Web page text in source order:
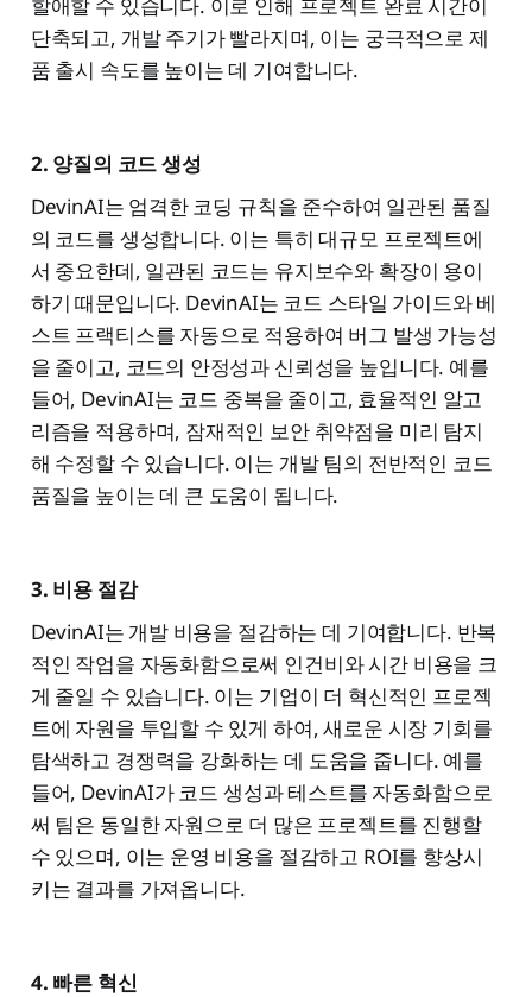
단축되고, 개발 주기가 빨라지며, 이는 궁극적으로 제
품 출시 속도를 높이는 데 기여합니다.
2. 양질의 코드 생성
DevinAI는 엄격한 코딩 규칙을 준수하여 일관된 품질
의 코드를 생성합니다. 이는 특히 대규모 프로젝트에
서 중요한데, 일관된 코드는 유지보수와 확장이 용이
하기 때문입니다. DevinAI는 코드 스타일 가이드와 베
스트 프랙티스를 자동으로 적용하여 버그 발생 가능성
을 줄이고, 코드의 안정성과 신뢰성을 높입니다. 예를
들어, DevinAI는 코드 중복을 줄이고, 효율적인 알고
리즘을 적용하며, 잠재적인 보안 취약점을 미리 탐지
해 수정할 수 있습니다. 이는 개발 팀의 전반적인 코드
품질을 높이는 데 큰 도움이 됩니다.
3. 비용 절감
DevinAI는 개발 비용을 절감하는 데 기여합니다. 반복
적인 작업을 자동화함으로써 인건비와 시간 비용을 크
게 줄일 수 있습니다. 이는 기업이 더 혁신적인 프로젝
트에 자원을 투입할 수 있게 하여, 새로운 시장 기회를
탐색하고 경쟁력을 강화하는 데 도움을 줍니다. 예를
들어, DevinAI가 코드 생성과 테스트를 자동화함으로
써 팀은 동일한 자원으로 더 많은 프로젝트를 진행할
수 있으며, 이는 운영 비용을 절감하고 ROI를 향상시
키는 결과를 가져옵니다.
4. 빠른 혁신